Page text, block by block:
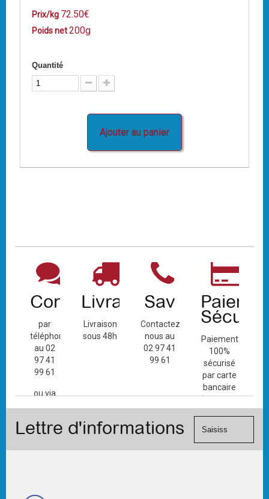
Prix/kg 72.50€
Poids net200g
Quantité
Ajouter au panier
Contact
par
téléphone
au 02
97 41
99 61
ou via
de
Livraison
Livraison
sous 48h
Sav
Contactez-
nous au
02 97 41
99 61
Paiement
100%
sécurisé
par carte
bancaire
(Mastercard,
Visa, ...) et
Lettre d'informations